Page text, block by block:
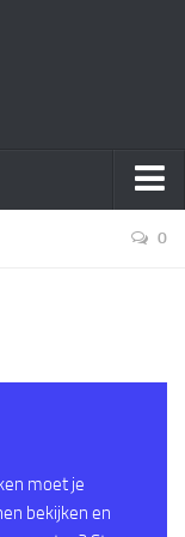
0
moet je
bekijken en